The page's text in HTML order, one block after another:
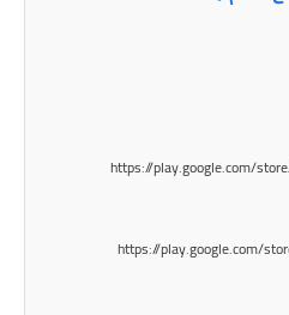
اخبار وقرارات وزارة التعليم
https://play.google.com/
https://play.google.com/